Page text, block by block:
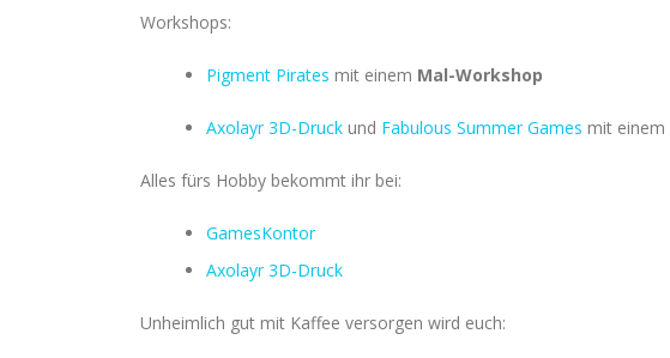
Workshops:
Pigment Pirates mit einem Mal-Workshop
Axolayr 3D-Druck und Fabulous Summer Games mit einem
Alles fürs Hobby bekommt ihr bei:
GamesKontor
Axolayr 3D-Druck
Unheimlich gut mit Kaffee versorgen wird euch: